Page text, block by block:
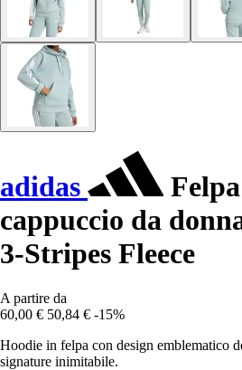
adidas
cappuccio da
3-Stripes Fleece
A partire da
60,00 € 50,84 € -15%
Hoodie in felpa con design emblematico
signature inimitabile.